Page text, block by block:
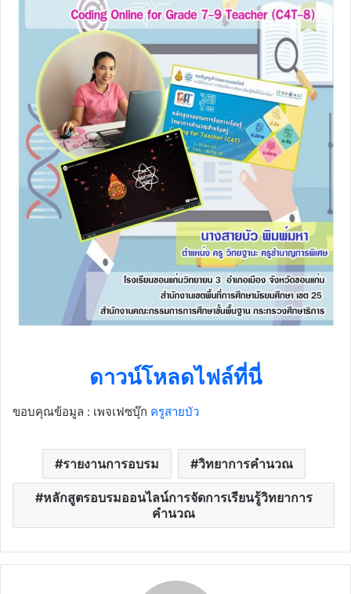
ดาวน์โหลดไฟล์ที่นี่
ขอบคุณข้อมูล : เพจเฟซบุ๊ก ครูสายบัว
รายงานการอบรม วิทยาการคำนวณ
หลักสูตรอบรมออนไลน์การจัดการเรียนรู้วิทยาการ
คำนวณ